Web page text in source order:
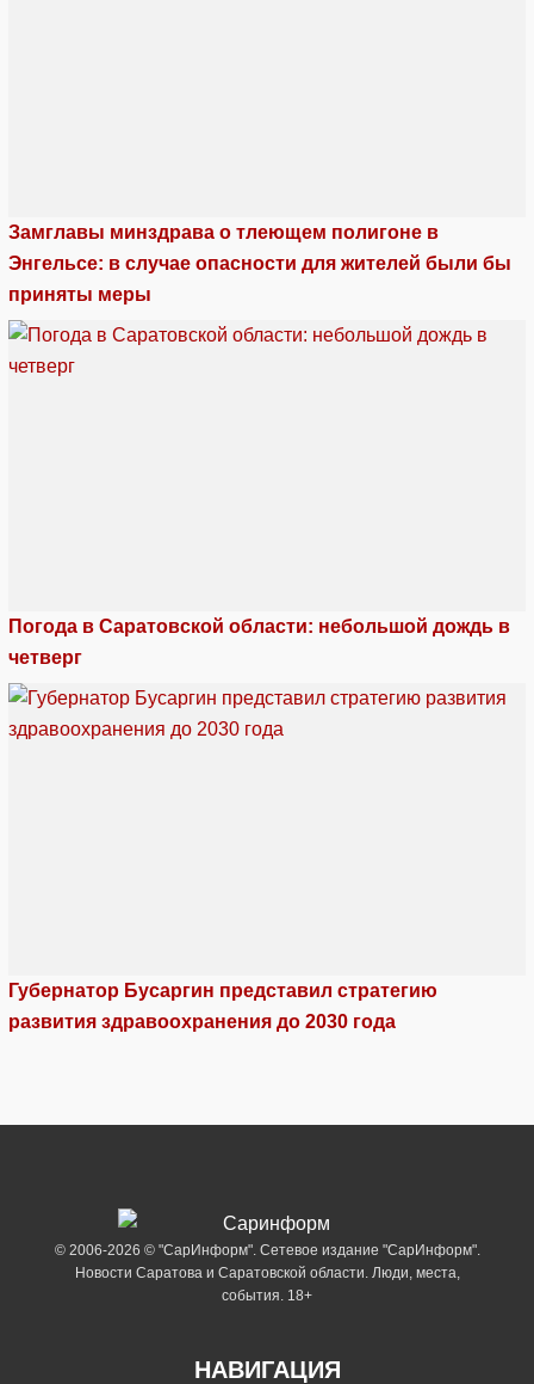
Замглавы минздрава о тлеющем полигоне в
Энгельсе: в случае опасности для жителей были бы
приняты меры
Погода в Саратовской области: небольшой дождь в
четверг
Губернатор Бусаргин представил стратегию
развития здравоохранения до 2030 года
© 2006-2026 © "СарИнформ". Сетевое издание "СарИнформ".
Новости Саратова и Саратовской области. Люди, места,
события. 18+
НАВИГАЦИЯ